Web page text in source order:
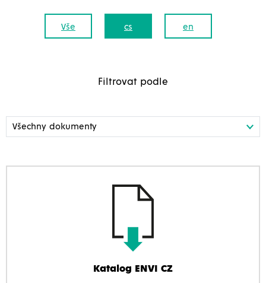
Vše cs en
Filtrovat podle
Katalog ENVI CZ